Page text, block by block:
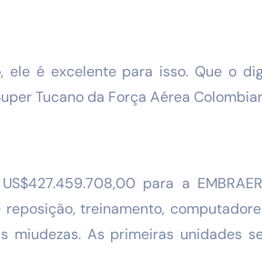
ele é excelente para isso. Que o
Tucano da Força Aérea
para a
treinamento,
miudezas. As primeiras unidades